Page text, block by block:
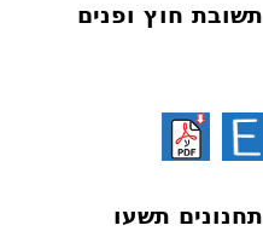
יום כיפור 025 תשובת חוץ ופנים